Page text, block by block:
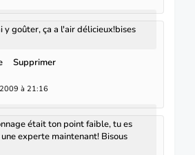
y goûter, ça a l'air délicieux!bises
Supprimer
à 21:16
était ton point faible, tu es
experte maintenant! Bisous